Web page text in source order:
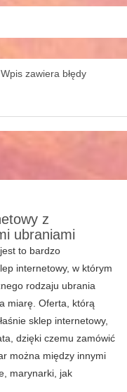
Wpis zawiera błędy
z
ubraniami
to bardzo
internetowy, w którym
rodzaju ubrania
miarę. Oferta, którą
sklep internetowy,
dzięki czemu zamówić
można między innymi
marynarki, jak